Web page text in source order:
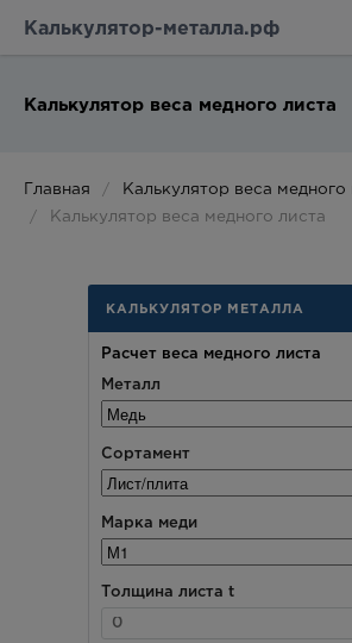
Калькулятор-металла.рф
Калькулятор веса медного листа
Главная
Калькулятор веса медного
Калькулятор веса медного листа